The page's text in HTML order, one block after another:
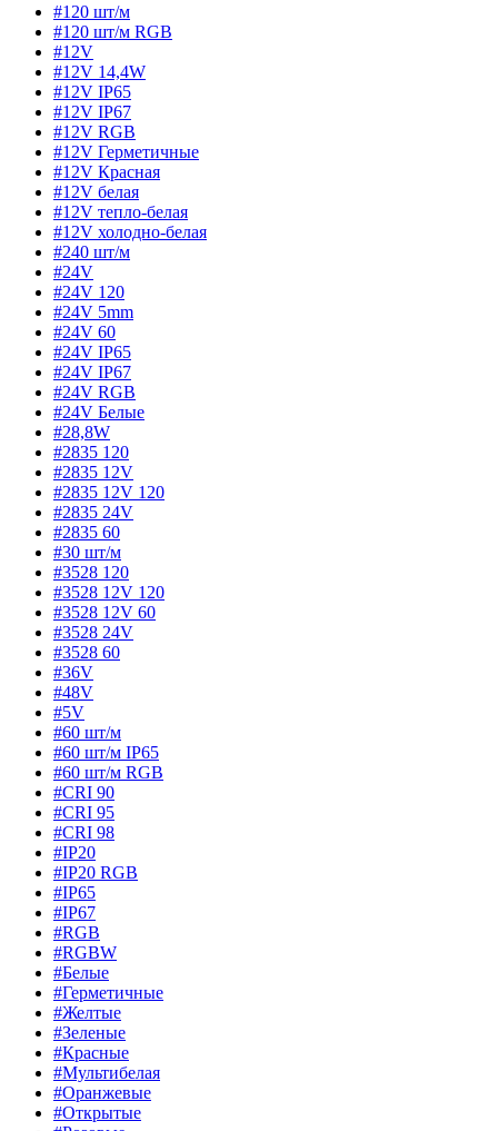
#120 шт/м
#120 шт/м RGB
#12V
#12V 14,4W
#12V IP65
#12V IP67
#12V RGB
#12V Герметичные
#12V Красная
#12V белая
#12V тепло-белая
#12V холодно-белая
#240 шт/м
#24V
#24V 120
#24V 5mm
#24V 60
#24V IP65
#24V IP67
#24V RGB
#24V Белые
#28,8W
#2835 120
#2835 12V
#2835 12V 120
#2835 24V
#2835 60
#30 шт/м
#3528 120
#3528 12V 120
#3528 12V 60
#3528 24V
#3528 60
#36V
#48V
#5V
#60 шт/м
#60 шт/м IP65
#60 шт/м RGB
#CRI 90
#CRI 95
#CRI 98
#IP20
#IP20 RGB
#IP65
#IP67
#RGB
#RGBW
#Белые
#Герметичные
#Желтые
#Зеленые
#Красные
#Мультибелая
#Оранжевые
#Открытые